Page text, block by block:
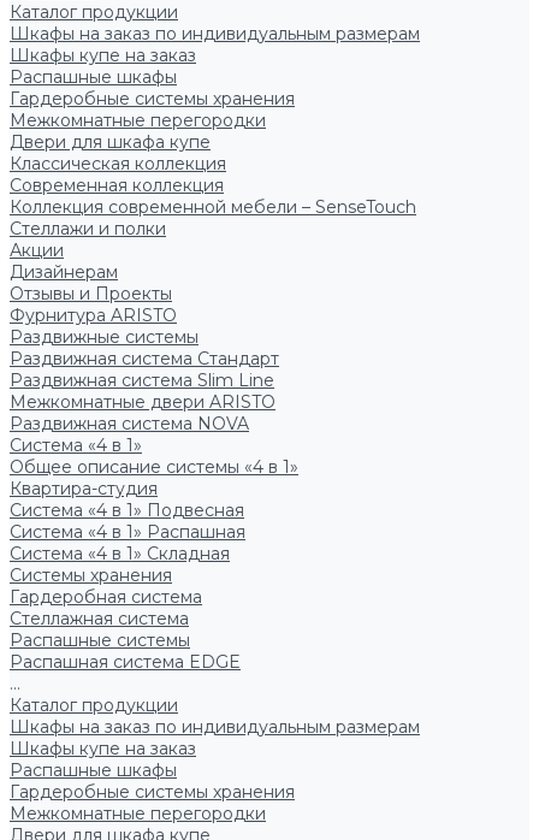
Каталог продукции
Шкафы на заказ по индивидуальным размерам
Шкафы купе на заказ
Распашные шкафы
Гардеробные системы хранения
Межкомнатные перегородки
Двери для шкафа купе
Классическая коллекция
Современная коллекция
Коллекция современной мебели – SenseTouch
Стеллажи и полки
Акции
Дизайнерам
Отзывы и Проекты
Фурнитура ARISTO
Раздвижные системы
Раздвижная система Стандарт
Раздвижная система Slim Line
Межкомнатные двери ARISTO
Раздвижная система NOVA
Система «4 в 1»
Общее описание системы «4 в 1»
Квартира-студия
Система «4 в 1» Подвесная
Система «4 в 1» Распашная
Система «4 в 1» Складная
Системы хранения
Гардеробная система
Стеллажная система
Распашные системы
Распашная система EDGE
...
Каталог продукции
Шкафы на заказ по индивидуальным размерам
Шкафы купе на заказ
Распашные шкафы
Гардеробные системы хранения
Межкомнатные перегородки
Двери для шкафа купе